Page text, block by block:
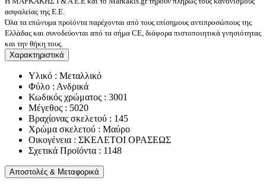
ασφαλείας της Ε.Ε.
Όλα τα επώνυμα προϊόντα παρέχονται από τους επίσημους αντιπροσώπους της
Ελλάδας και συνοδεύονται από τα σήμα CE, διάφορα πιστοποιητικά γνησιότητας
και την θήκη τους.
Χαρακτηριστικά
Υλικό : Μεταλλικό
Φύλο : Ανδρικά
Κωδικός χρώματος : 3001
Μέγεθος : 5020
Βραχίονας σκελετού : 145
Χρώμα σκελετού : Μαύρο
Οικογένεια : ΣΚΕΛΕΤΟΙ ΟΡΑΣΕΩΣ
Σχετικά Προϊόντα : 1148
Αποστολές & Μεταφορικά